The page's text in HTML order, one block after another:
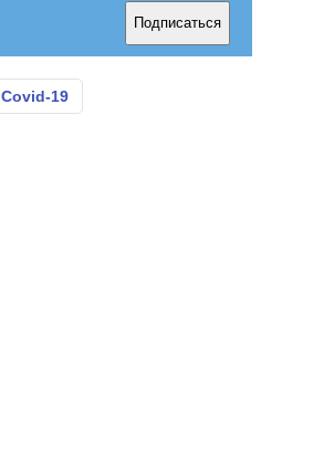
Подписаться
Covid-19